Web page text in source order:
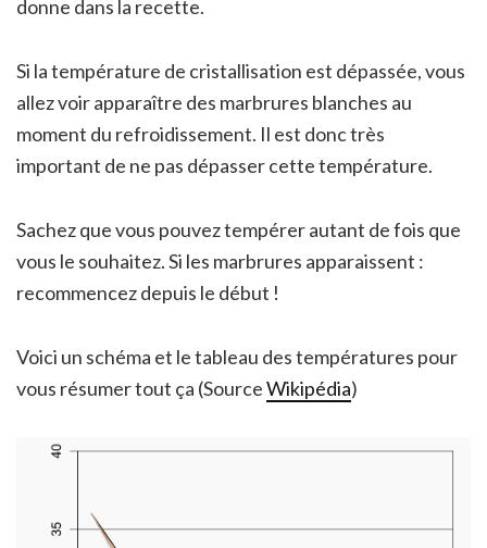
donne dans la recette.
Si la température de cristallisation est dépassée, vous
allez voir apparaître des marbrures blanches au
moment du refroidissement. Il est donc très
important de ne pas dépasser cette température.
Sachez que vous pouvez tempérer autant de fois que
vous le souhaitez. Si les marbrures apparaissent :
recommencez depuis le début !
Voici un schéma et le tableau des températures pour
vous résumer tout ça (SourceWikipédia)